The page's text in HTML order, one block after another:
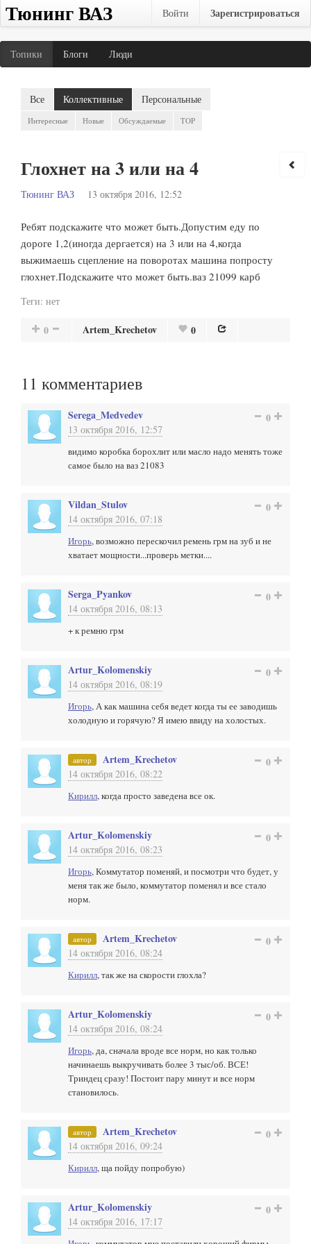
Тюнинг ВАЗ Войти Зарегистрироваться
Топики Блоги Люди
Все Коллективные Персональные
Интересные Новые Обсуждаемые TOP
Глохнет на 3 или на 4
Тюнинг ВАЗ 13 октября 2016, 12:52
Ребят подскажите что может быть.Допустим еду по
дороге 1,2(иногда дергается) на 3 или на 4,когда
выжимаешь сцепление на поворотах машина попросту
глохнет.Подскажите что может быть.ваз 21099 карб
Теги: нет
0 Artem_Krechetov 0
11 комментариев
Serega_Medvedev
13 октября 2016, 12:57
0
видимо коробка борохлит или масло надо менять тоже
самое было на ваз 21083
Vildan_Stulov
14 октября 2016, 07:18
0
Игорь, возможно перескочил ремень грм на зуб и не
хватает мощности...проверь метки....
Serga_Pyankov
14 октября 2016, 08:13
0
+ к ремню грм
Artur_Kolomenskiy
14 октября 2016, 08:19
0
Игорь, А как машина себя ведет когда ты ее заводишь
холодную и горячую? Я имею ввиду на холостых.
автор Artem_Krechetov
14 октября 2016, 08:22
0
Кирилл, когда просто заведена все ок.
Artur_Kolomenskiy
14 октября 2016, 08:23
0
Игорь, Коммутатор поменяй, и посмотри что будет, у
меня так же было, коммутатор поменял и все стало
норм.
автор Artem_Krechetov
14 октября 2016, 08:24
0
Кирилл, так же на скорости глохла?
Artur_Kolomenskiy
14 октября 2016, 08:24
0
Игорь, да, сначала вроде все норм, но как только
начинаешь выкручивать более 3 тыс/об. ВСЕ!
Триндец сразу! Постоит пару минут и все норм
становилось.
автор Artem_Krechetov
14 октября 2016, 09:24
0
Кирилл, ща пойду попробую)
Artur_Kolomenskiy
14 октября 2016, 17:17
0